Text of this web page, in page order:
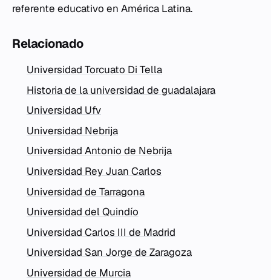
referente educativo en América Latina.
Relacionado
Universidad Torcuato Di Tella
Historia de la universidad de guadalajara
Universidad Ufv
Universidad Nebrija
Universidad Antonio de Nebrija
Universidad Rey Juan Carlos
Universidad de Tarragona
Universidad del Quindío
Universidad Carlos III de Madrid
Universidad San Jorge de Zaragoza
Universidad de Murcia